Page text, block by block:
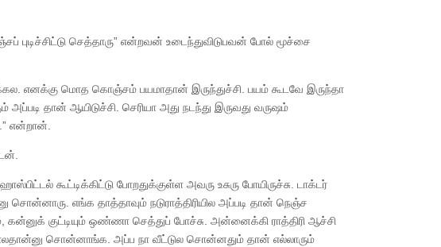
புடிச்சிட்டு செத்தாரு” என்றவன் உடைந்துவிடுபவன் போல் மூச்சை
எனக்கு மொத கொஞ்சம் பயமாதான் இருந்துச்சி. பயம் கூடவே இருந்தா
தான் ஆயிடுச்சி. செரியா அது நடந்து இருவது வருஷம்
என்றான்.
கூட்டிக்கிட்டு போறதுக்குள்ள அவரு உசுரு போயிருச்சு. டாக்டர்
எங்க தாத்தாவும் நடுராத்திரியில அப்படி தான் நெஞ்ச
கன்னுக் குட்டியும் ஒண்ணா செத்துப் போச்சு. அன்னைக்கி ராத்திரி ஆச்சி
சொன்னாங்க. அப்ப நா வீட்டுல சொன்னதும் தான் எல்லாரும்